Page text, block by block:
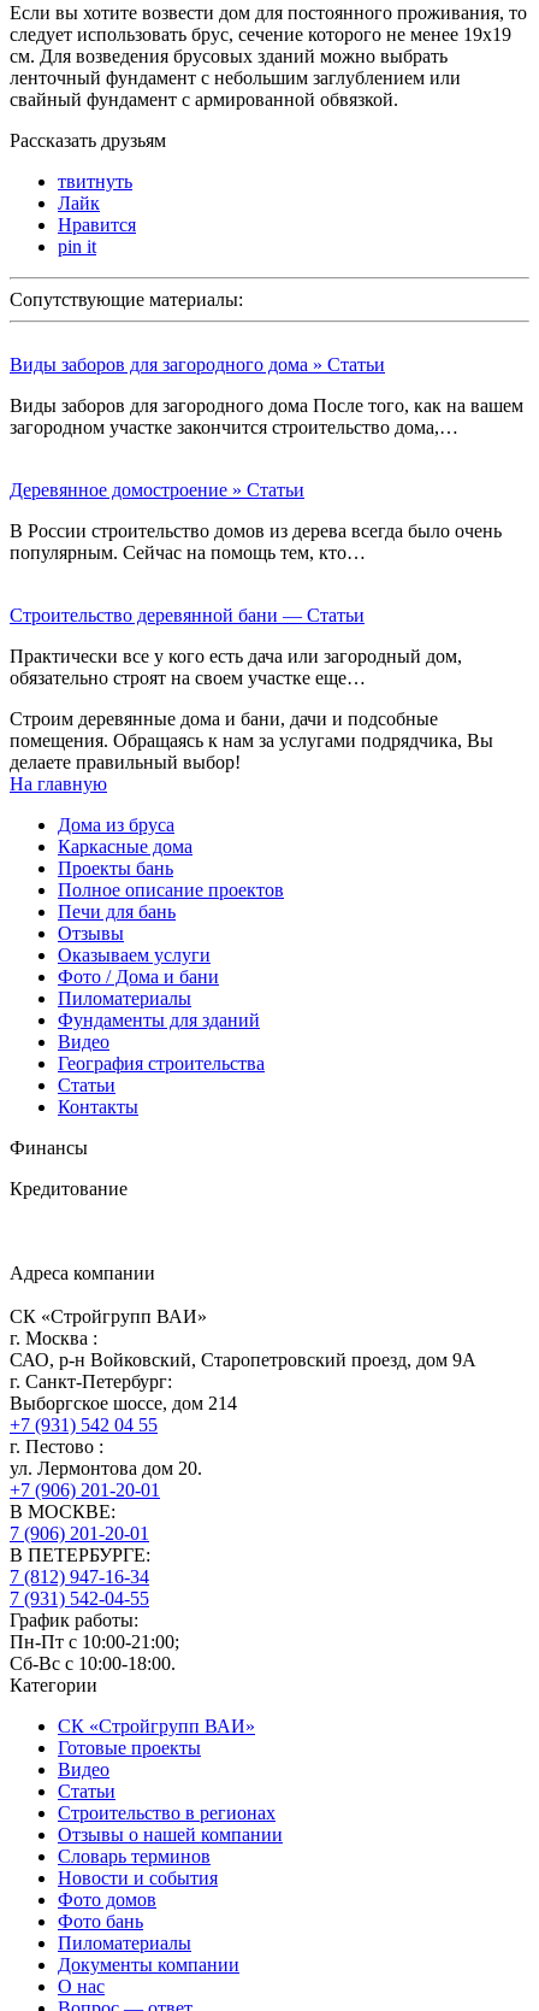
Если вы хотите возвести дом для постоянного проживания, то
следует использовать брус, сечение которого не менее 19х19
см. Для возведения брусовых зданий можно выбрать
ленточный фундамент с небольшим заглублением или
свайный фундамент с армированной обвязкой.
Рассказать друзьям
твитнуть
Лайк
Нравится
pin it
Сопутствующие материалы:
Виды заборов для загородного дома » Статьи
Виды заборов для загородного дома После того, как на вашем
загородном участке закончится строительство дома,…
Деревянное домостроение » Статьи
В России строительство домов из дерева всегда было очень
популярным. Сейчас на помощь тем, кто…
Строительство деревянной бани — Статьи
Практически все у кого есть дача или загородный дом,
обязательно строят на своем участке еще…
Строим деревянные дома и бани, дачи и подсобные
помещения. Обращаясь к нам за услугами подрядчика, Вы
делаете правильный выбор!
На главную
Дома из бруса
Каркасные дома
Проекты бань
Полное описание проектов
Печи для бань
Отзывы
Оказываем услуги
Фото / Дома и бани
Пиломатериалы
Фундаменты для зданий
Видео
География строительства
Статьи
Контакты
Финансы
Кредитование
Адреса компании
СК «Стройгрупп ВАИ»
г. Москва :
САО, р-н Войковский, Старопетровский проезд, дом 9А
г. Санкт-Петербург:
Выборгское шоссе, дом 214
+7 (931) 542 04 55
г. Пестово :
ул. Лермонтова дом 20.
+7 (906) 201-20-01
В МОСКВЕ:
7 (906) 201-20-01
В ПЕТЕРБУРГЕ:
7 (812) 947-16-34
7 (931) 542-04-55
График работы:
Пн-Пт с 10:00-21:00;
Сб-Вс с 10:00-18:00.
Категории
СК «Стройгрупп ВАИ»
Готовые проекты
Видео
Статьи
Строительство в регионах
Отзывы о нашей компании
Словарь терминов
Новости и события
Фото домов
Фото бань
Пиломатериалы
Документы компании
О нас